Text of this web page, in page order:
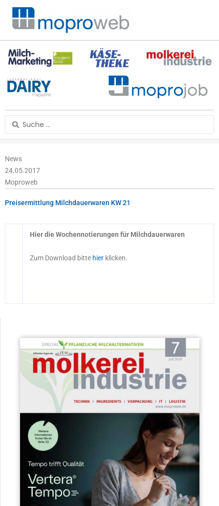
Zum
Inhalt
springen
Search
...
News
24.05.2017
Moproweb
Preisermittlung Milchdauerwaren KW 21
Hier die Wochennotierungen für Milchdauerwaren
Zum Download bitte hierklicken.